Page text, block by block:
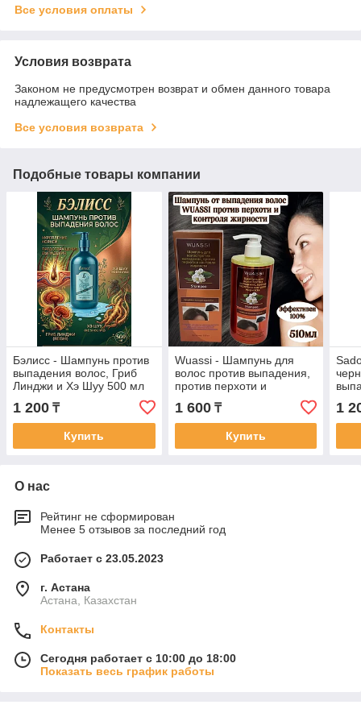
Все условия оплаты
Условия возврата
Законом не предусмотрен возврат и обмен данного товара
надлежащего качества
Все условия возврата
Подобные товары компании
Бэлисс - Шампунь против
выпадения волос, Гриб
Линджи и Хэ Шуу 500 мл
1 200 ₸
Купить
Wuassi - Шампунь для
волос против выпадения,
против перхоти и
контроля жирности 510 мг
1 600₸
Купить
1
О нас
Рейтинг не сформирован
Менее 5 отзывов за последний год
Работает с 23.05.2023
г. Астана
Астана, Казахстан
Контакты
Сегодня работает с 10:00 до 18:00
Показать весь график работы